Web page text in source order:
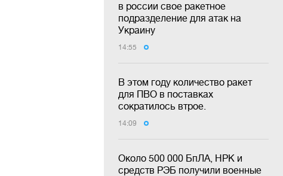
в россии свое ракетное
подразделение для атак на
Украину
14:55
В этом году количество ракет
для ПВО в поставках
сократилось втрое.
14:09
Около 500 000 БпЛА, НРК и
средств РЭБ получили военные